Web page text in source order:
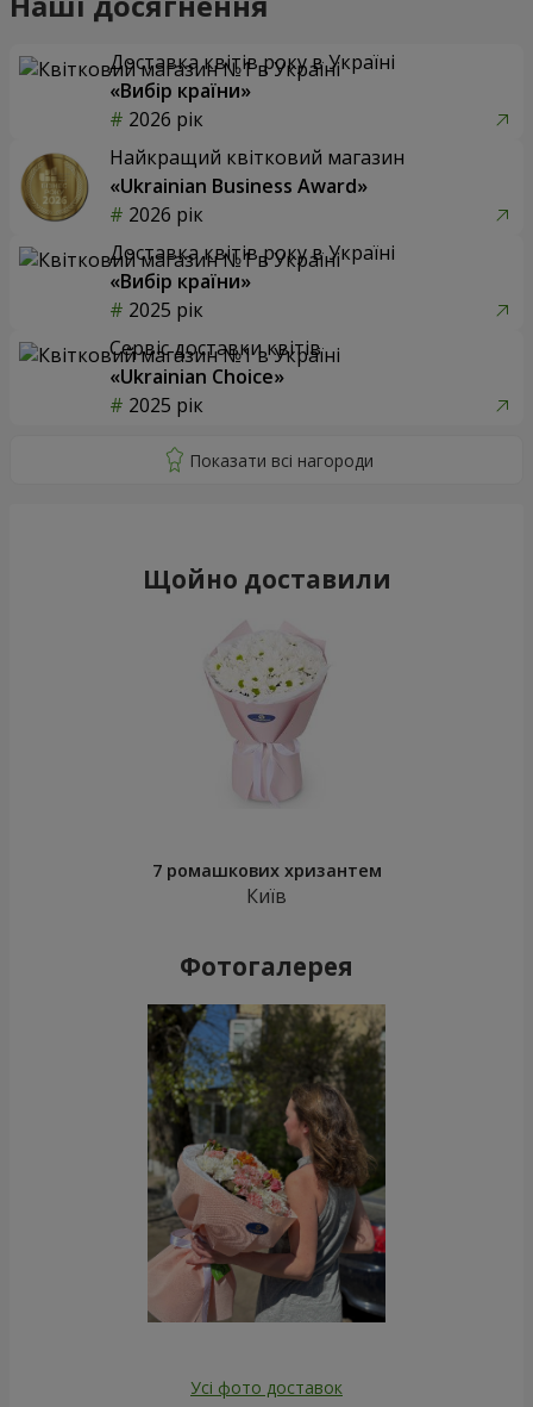
Доставка квітів року в Україні
«Вибір країни»
2026 рік
Найкращий квітковий магазин
«Ukrainian Business Award»
2026 рік
Доставка квітів року в Україні
«Вибір країни»
2025 рік
Сервіс доставки квітів
«Ukrainian Choice»
2025 рік
Щойно доставили
7 ромашкових хризантем
Київ
Фотогалерея
Усі фото доставок